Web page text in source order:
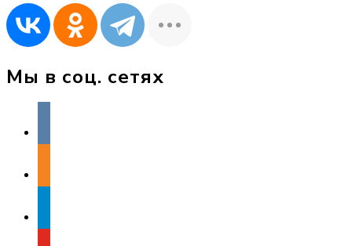
Мы в соц. сетях